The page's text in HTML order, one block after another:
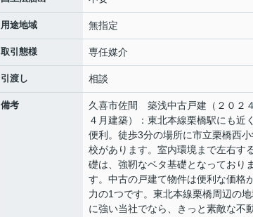
用途地域 無指定
取引態様 専任媒介
引渡し 相談
備考
久喜市佐間 築浅中古戸建（２０２
４月建築）：東北本線栗橋駅にも近
便利。徒歩3分の場所に市立栗橋西
校があります。室内環境まで左右す
礎は、強靭なベタ基礎となっており
す。中古の戸建て物件は便利な価格
力の1つです。東北本線栗橋周辺の
に強い当社でなら、きっと素敵な不